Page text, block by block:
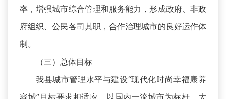
率，增强城市综合管理和服务能力，形成政府、非政
府组织、公民各司其职，合作治理城市的良好运作体
制。
（三）总体目标
我县城市管理水平与建设“现代化时尚幸福康养